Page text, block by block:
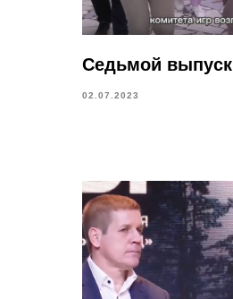
Седьмой выпуск
02.07.2023